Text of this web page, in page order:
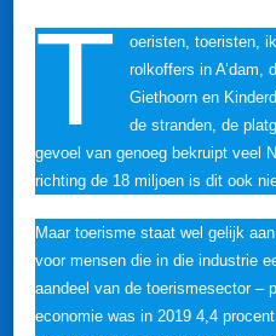
T
oeristen, toeristen,
rolkoffers in A’dam,
Giethoorn en
de stranden, de
gevoel van genoeg bekruipt veel
richting de 18 miljoen is dit ook
Maar toerisme staat wel gelijk
voor mensen die in die industrie
aandeel van de toerismesector –
economie was in 2019 4,4